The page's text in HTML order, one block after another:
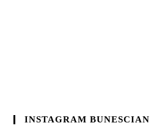
INSTAGRAM BUNESCIAN